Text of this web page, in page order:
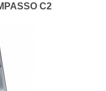
C2